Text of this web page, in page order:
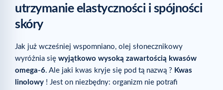
utrzymanie elastyczności i spójności
skóry
Jak już wcześniej wspomniano, olej słonecznikowy
wyróżnia się wyjątkowo wysoką zawartością kwasów
omega-6. Ale jaki kwas kryje się pod tą nazwą ? Kwas
linolowy ! Jest on niezbędny: organizm nie potrafi